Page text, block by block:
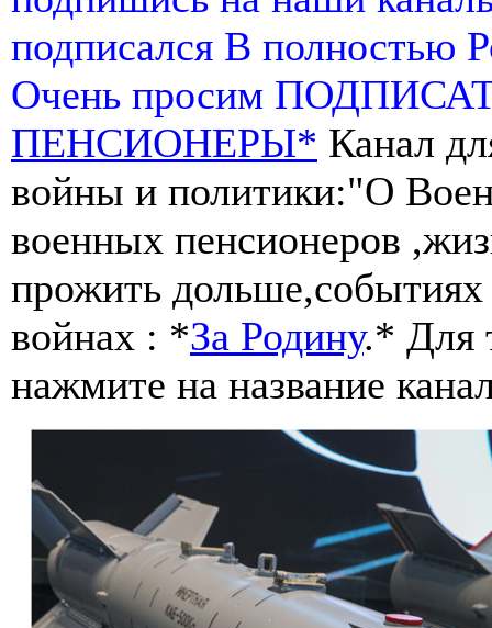
подписался В полностью
Очень просим
ПЕНСИОНЕРЫ* Канал
войны и политики:"О
военных пенсионеров
прожить
войнах : *За Родину.* Для
нажмите на название